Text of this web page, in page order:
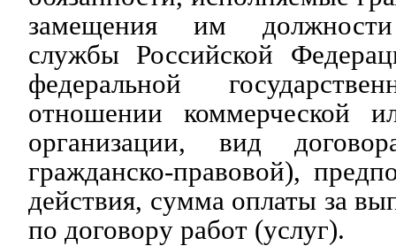
замещения им должности
службы Российской
федеральной
отношении коммерческой
организации, вид
гражданско-правовой),
действия, сумма оплаты за
по договору работ (услуг).